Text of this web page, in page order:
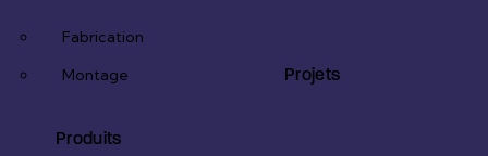
Fabrication
Montage
Projets
Produits